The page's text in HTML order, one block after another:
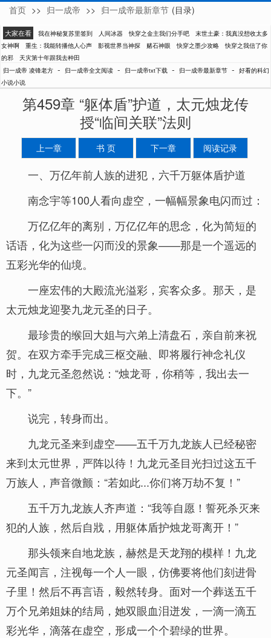
凌锋老方
首页 >> 归一成帝 >> 归一成帝最新章节 (目录)
大家在看 我在神秘复苏里签到 人间冰器 快穿之金主我们分手吧
末世土豪：我真没想收太多
女神啊
重生：我能转播他人心声 影视世界当神探 赌石神眼 快穿之墨少攻略
快穿之我信了你
的邪
天灾第十年跟我去种田
归一成帝 凌锋老方 - 归一成帝全文阅读 - 归一成帝txt下载 - 归一成帝最新章节 - 好看的科幻
小说小说
第459章 “躯体盾”护道，太元烛龙传
授“临间关联”法则
上一章 书 页 下一章 阅读记录
一、万亿年前人族的进犯，六千万躯体盾护道
南念宇等100人看向虚空，一幅幅景象电闪而过：
万亿亿年的离别，万亿亿年的思念，化为简短的
话语，化为这些一闪而没的景象——那是一个遥远的
五彩光华的仙境。
一座宏伟的大殿流光溢彩，宾客众多。那天，是
太元烛龙迎娶九龙元圣的日子。
最珍贵的缑回大姐与六弟上清盘石，亲自前来祝
贺。在双方牵手完成三枢交融、即将履行神念礼仪
时，九龙元圣忽然说：“烛龙哥，你稍等，我出去一
下。”
说完，转身而出。
九龙元圣来到虚空——五千万九龙族人已经秘密
来到太元世界，严阵以待！九龙元圣目光扫过这五千
万族人，声音微颤：“若如此...你们将万劫不复！”
五千万九龙族人齐声道：“我等自愿！誓死杀灭来
犯的人族，然后自戕，用躯体盾护烛龙哥离开！”
那头领来自地龙族，赫然是天龙翔的模样！九龙
元圣闻言，注视每一个人一眼，仿佛要将他们刻进骨
子里！然后不再言语，毅然转身。面对一个葬送五千
万个兄弟姐妹的结局，她双眼血泪迸发，一滴一滴五
彩光华，滴落在虚空，形成一个个碧绿的世界。